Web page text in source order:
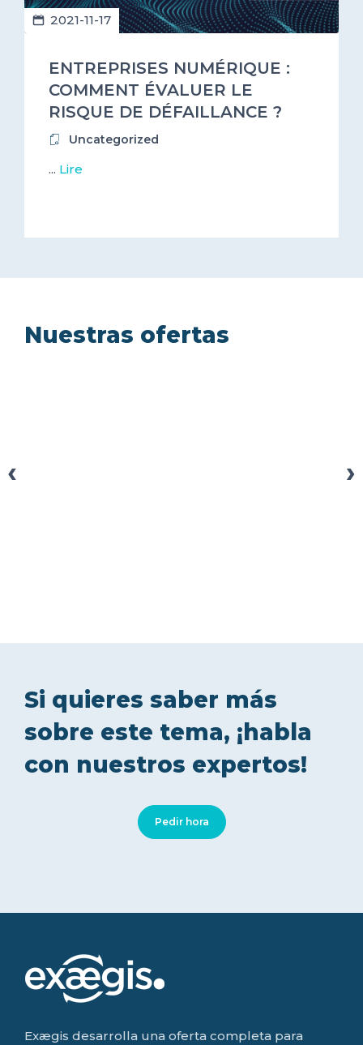
2021-11-17
ENTREPRISES NUMÉRIQUE :
COMMENT ÉVALUER LE
RISQUE DE DÉFAILLANCE ?
Uncategorized
... Lire
Nuestras ofertas
‹ ›
Pedir hora
Si quieres saber más
sobre este tema, ¡habla
con nuestros expertos!
Exægis desarrolla una oferta completa para